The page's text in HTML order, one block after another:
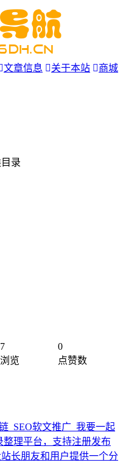
文章信息 关于本站 商城
录
览
0
点赞数
_SEO软文推广_我要一起
理平台，支持注册发布
长朋友和用户提供一个分